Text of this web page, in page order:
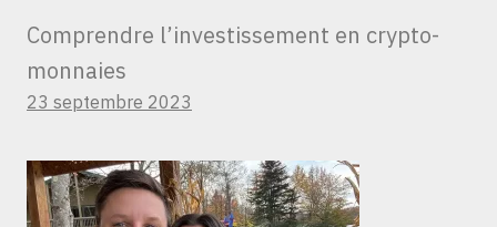
Comprendre l’investissement en crypto-
monnaies
23 septembre 2023